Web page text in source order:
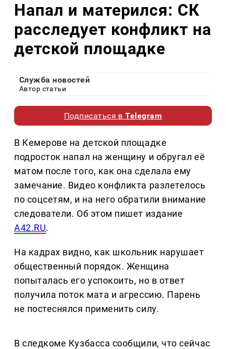
Напал и матерился: СК
расследует конфликт на
детской площадке
Служба новостей
Автор статьи
Подписаться вTelegram
В Кемерове на детской площадке
подросток напал на женщину и обругал её
матом после того, как она сделала ему
замечание. Видео конфликта разлетелось
по соцсетям, и на него обратили внимание
следователи. Об этом пишет издание
A42.RU.
На кадрах видно, как школьник нарушает
общественный порядок. Женщина
попыталась его успокоить, но в ответ
получила поток мата и агрессию. Парень
не постеснялся применить силу.
В следкоме Кузбасса сообщили, что сейчас